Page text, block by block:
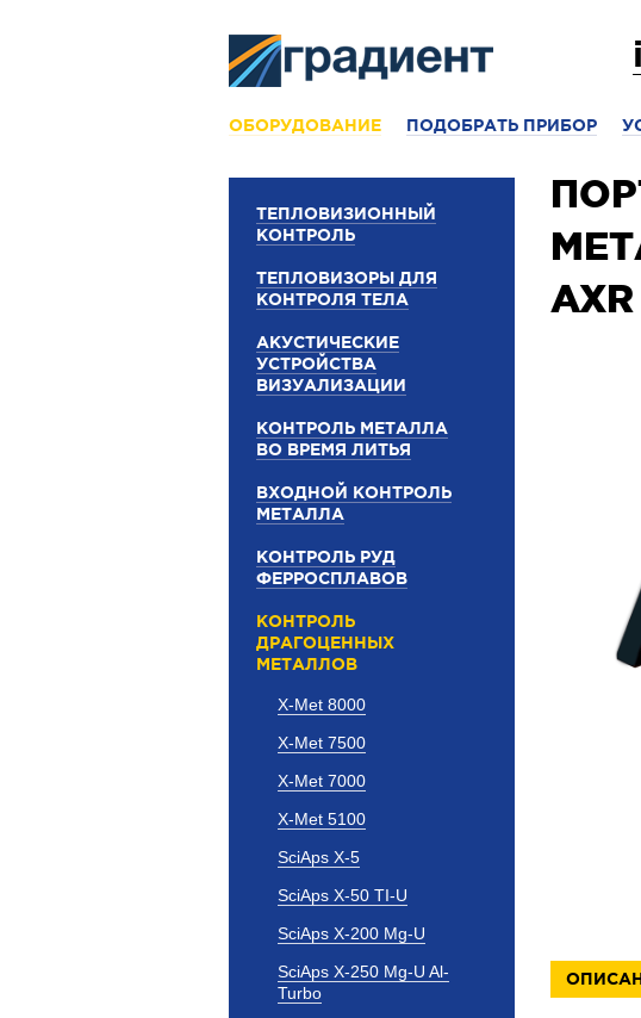
ОБОРУДОВАНИЕ
ПОДОБРАТЬ ПРИБОР
ТЕПЛОВИЗИОННЫЙ
КОНТРОЛЬ
ТЕПЛОВИЗОРЫ ДЛЯ
КОНТРОЛЯ ТЕЛА
АКУСТИЧЕСКИЕ
УСТРОЙСТВА
ВИЗУАЛИЗАЦИИ
КОНТРОЛЬ МЕТАЛЛА
ВО ВРЕМЯ ЛИТЬЯ
ВХОДНОЙ КОНТРОЛЬ
МЕТАЛЛА
КОНТРОЛЬ РУД
ФЕРРОСПЛАВОВ
КОНТРОЛЬ
ДРАГОЦЕННЫХ
МЕТАЛЛОВ
X-Met 8000
X-Met 7500
X-Met 7000
X-Met 5100
SciAps X-5
SciAps X-50 TI-U
SciAps X-200 Mg-U
SciAps X-250 Mg-U Al-
Turbo